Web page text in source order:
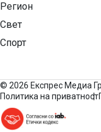
Регион
Свет
Спорт
© 2026 Експрес Медиа
Политика на приватност